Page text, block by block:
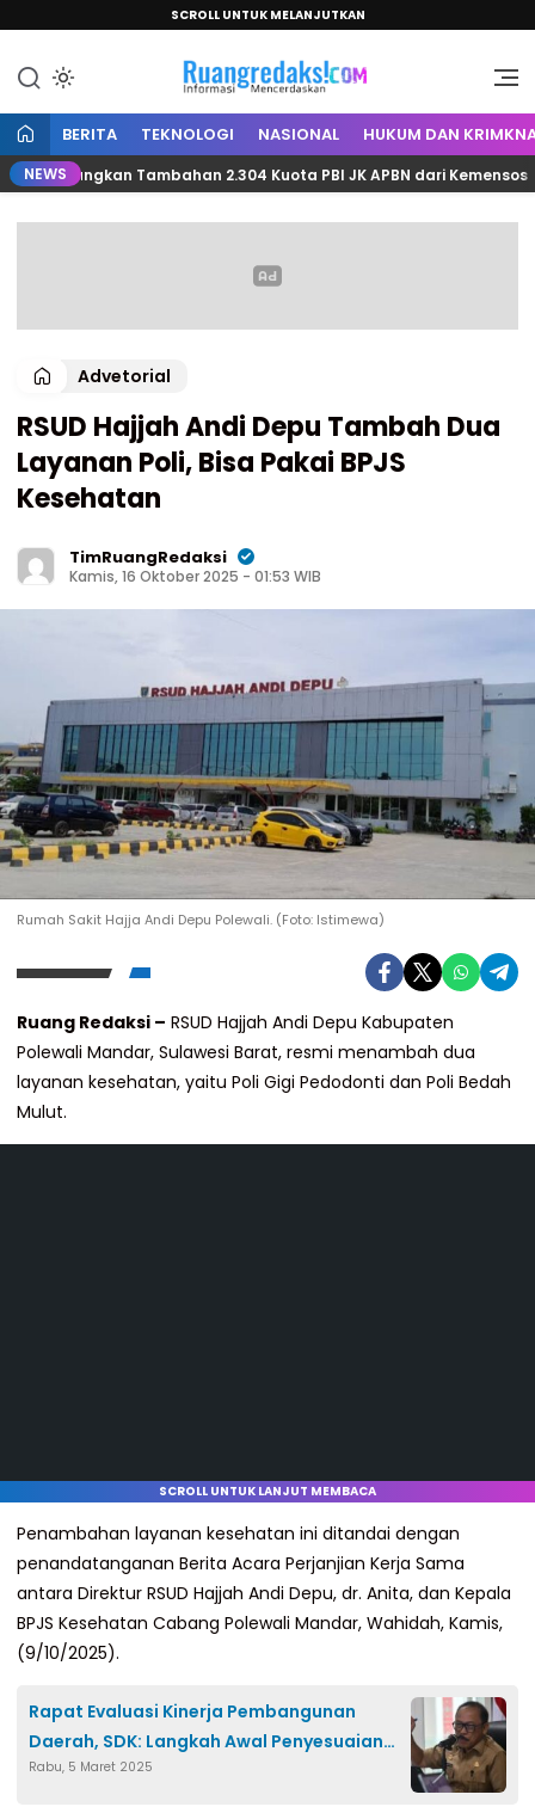
SCROLL UNTUK MELANJUTKAN
Ruang Redaksi
Informasi Mencerdaskan
BERITA TEKNOLOGI NASIONAL HUKUM DAN
NEWS Tambahan 2.304 Kuota PBI JK APBN dari Kemensos RI
Advetorial
RSUD Hajjah Andi Depu Tambah Dua
Layanan Poli, Bisa Pakai BPJS
Kesehatan
TimRuangRedaksi
Kamis, 16 Oktober 2025 - 01:53 WIB
Rumah Sakit Hajja Andi Depu Polewali. (Foto: Istimewa)
Ruang Redaksi – RSUD Hajjah Andi Depu Kabupaten
Polewali Mandar, Sulawesi Barat, resmi menambah dua
layanan kesehatan, yaitu Poli Gigi Pedodonti dan Poli Bedah
Mulut.
SCROLL UNTUK LANJUT MEMBACA
Penambahan layanan kesehatan ini ditandai dengan
penandatanganan Berita Acara Perjanjian Kerja Sama
antara Direktur RSUD Hajjah Andi Depu, dr. Anita, dan Kepala
BPJS Kesehatan Cabang Polewali Mandar, Wahidah, Kamis,
(9/10/2025).
Rapat Evaluasi Kinerja Pembangunan
Daerah, SDK: Langkah Awal Penyesuaian
Inpres Efesiensi Anggaran
Rabu, 5 Maret 2025